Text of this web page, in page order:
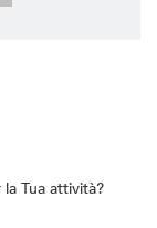
Tua attività?